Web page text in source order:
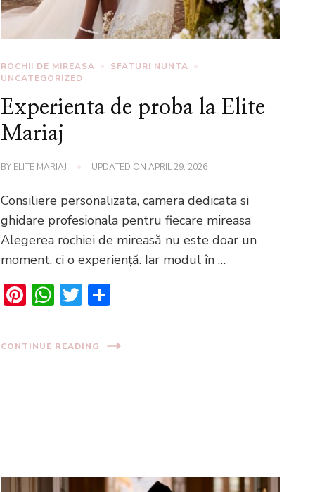
ROCHII DE MIREASA
SFATURI NUNTA
UNCATEGORIZED
Experienta de proba la Elite
Mariaj
BY ELITE MARIAJ UPDATED ONAPRIL 29, 2026
Consiliere personalizata, camera dedicata si
ghidare profesionala pentru fiecare mireasa
Alegerea rochiei de mireasă nu este doar un
moment, ci o experiență. Iar modul în …
Pinterest
WhatsApp
Twitter
CONTINUE READING